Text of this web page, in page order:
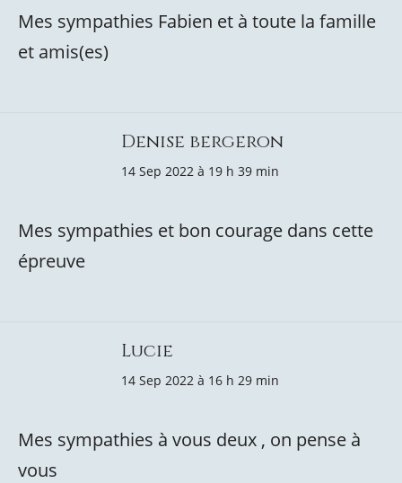
Mes sympathies Fabien et à toute la famille
et amis(es)
Denise bergeron
14 Sep 2022 à 19 h 39 min
Mes sympathies et bon courage dans cette
épreuve
Lucie
14 Sep 2022 à 16 h 29 min
Mes sympathies à vous deux , on pense à
vous